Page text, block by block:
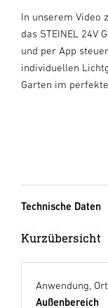
In unserem Video
das STEINEL 24V
und per App
individuellen
Garten im
Technische Daten
Kurzübersicht
Anwendung, Ort
Außenbereich